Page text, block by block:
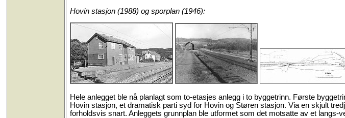
Hovin stasjon (1988) og sporplan (1946):
Hele anlegget ble nå planlagt som to-etasjes anlegg i to byggetrinn. Første
Hovin stasjon, et dramatisk parti syd for Hovin og Støren stasjon. Via en skjult
forholdsvis snart. Anleggets grunnplan ble utformet som det motsatte av et langs-